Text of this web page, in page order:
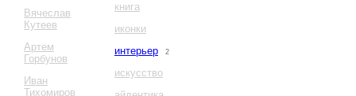
Вячеслав
Кутеев
Артем
Горбунов
Иван
Тихомиров
книга
иконки
интерьер
2
искусство